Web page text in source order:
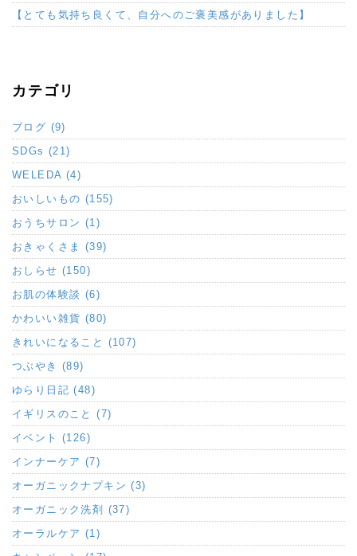
【とても気持ち良くて、自分へのご褒美感がありました】
カテゴリ
ブログ (9)
SDGs (21)
WELEDA (4)
おいしいもの (155)
おうちサロン (1)
おきゃくさま (39)
おしらせ (150)
お肌の体験談 (6)
かわいい雑貨 (80)
きれいになること (107)
つぶやき (89)
ゆらり日記 (48)
イギリスのこと (7)
イベント (126)
インナーケア (7)
オーガニックナプキン (3)
オーガニック洗剤 (37)
オーラルケア (1)